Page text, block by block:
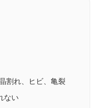
割れ、ヒビ、亀裂
ない